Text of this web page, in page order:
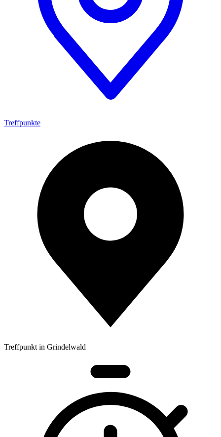
Treffpunkte
Treffpunkt in Grindelwald